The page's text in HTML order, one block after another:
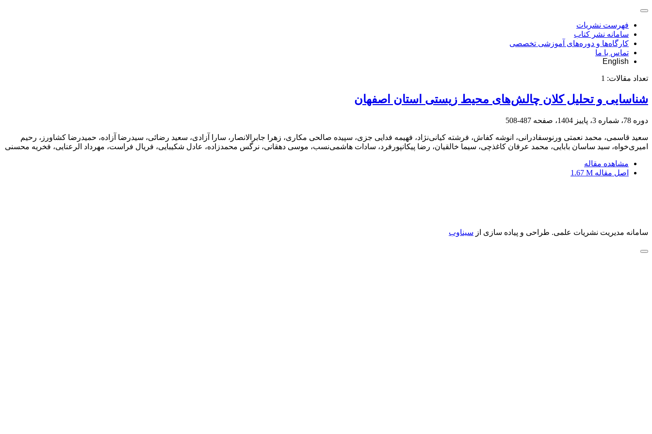
فهرست نشریات
سامانه نشر کتاب
کارگاه‌ها و دوره‌های آموزشی تخصصی
تماس با ما
English
تعداد مقالات: 1
شناسایی و تحلیل کلان چالش‌های محیط‌ زیستی استان اصفهان
دوره 78، شماره 3، پاییز 1404، صفحه 487-508
سعید قاسمی، محمد نعمتی ورنوسفادرانی، انوشه کفاش، فرشته کیانی‌نژاد، فهیمه فدایی جزی، سپیده صالحی مکاری، زهرا جابرالانصار، سارا آزادی، سعید رضائی، سیدرضا آزاده، حمیدرضا کشاورز، رحیم
امیری‌خواه، سید ساسان بابایی، محمد عرفان کاغذچی، سیما خالقیان، رضا پیکانپورفرد، سادات هاشمی‌نسب، موسی دهقانی، نرگس محمدزاده، عادل شکیبایی، فریال فراست، مهرداد الرعنایی، فخریه محسنی
مشاهده مقاله
اصل مقاله 1.67 M
سامانه مدیریت نشریات علمی. طراحی و پیاده سازی از سیناوب